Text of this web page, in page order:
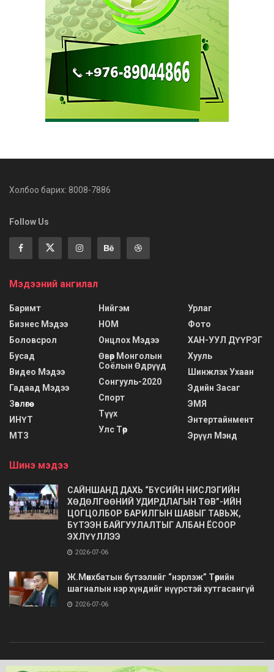
Холбоо барих: 8008-7886
Follow Us
Мэдээний ангилал
Баримт
Бизнес Мэдээ
Боловсрол
Бусад
Видео Мэдээ
Гадаад Мэдээ
Зөвлөгөө
ИНҮТ
МТЗ
Нийгэм
НОМ
Онцлох Мэдээ
Өвөр Монголын
Соёлын Өдрүүд
Сонгууль-2020
Спорт
Түүх
Улс Төр
Урлаг
Фото
ХАН-УУЛ ДҮҮРЭГ
Хууль
Шинжлэх Ухаан
Эдийн Засаг
ЭМЯ
Энтертайнмент
Эрүүл Мэнд
Шинэ мэдээ
САЙНШАНД ДАХЬ “БҮСИЙН НИСЛЭГИЙН
ХӨДӨЛГӨӨНИЙ УДИРДЛАГЫН ТӨВ”-ИЙН
ЦОГЦОЛБОР БАРИЛГЫН ШАВЫГ ТАВЬЖ,
БҮТЭЭН БАЙГУУЛАЛТЫГ АЛБАН ЁСООР
ЭХЛҮҮЛЛЭЭ
2026-07-06
Ж.Мөнхбатын бүтээлийг “нэрлэж” Төрийн
шагналын нэр хүндийг нүүрстэй хутгасангүй
2026-07-06